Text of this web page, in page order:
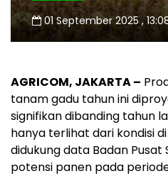
01 September 2025 ,
AGRICOM, JAKARTA –
tanam gadu tahun ini
signifikan dibanding tahun
hanya terlihat dari kondisi
didukung data Badan
potensi panen pada